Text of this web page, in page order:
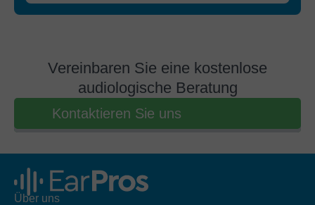
Vereinbaren Sie eine kostenlose
audiologische Beratung
Kontaktieren Sie uns
Über uns